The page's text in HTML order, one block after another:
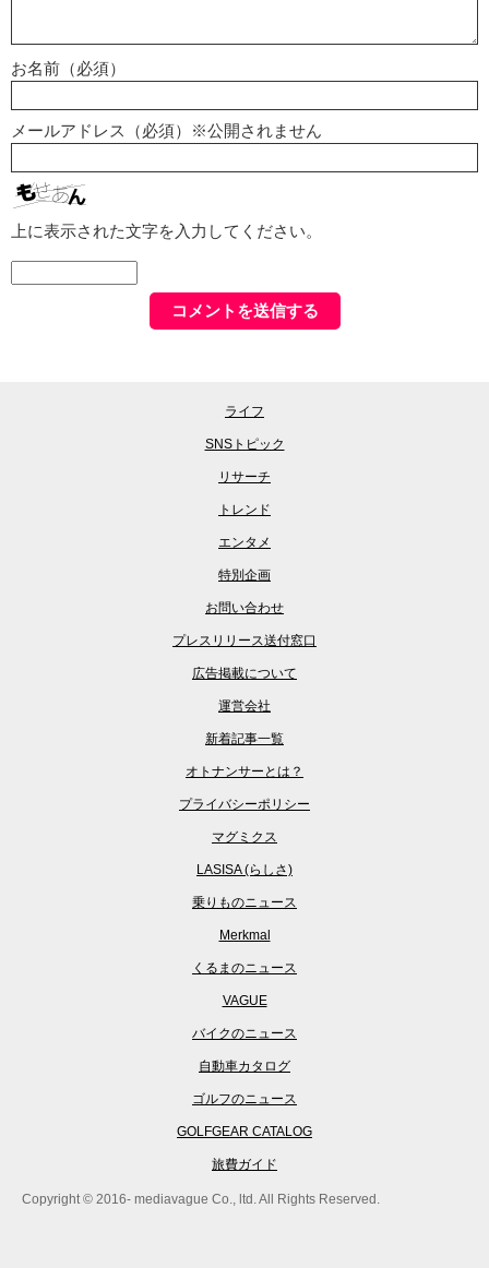
お名前（必須）
メールアドレス（必須）※公開されません
上に表示された文字を入力してください。
ライフ
SNSトピック
リサーチ
トレンド
エンタメ
特別企画
お問い合わせ
プレスリリース送付窓口
広告掲載について
運営会社
新着記事一覧
オトナンサーとは？
プライバシーポリシー
マグミクス
LASISA (らしさ)
乗りものニュース
Merkmal
くるまのニュース
VAGUE
バイクのニュース
自動車カタログ
ゴルフのニュース
GOLFGEAR CATALOG
旅費ガイド
Copyright © 2016- mediavague Co., ltd. All Rights Reserved.